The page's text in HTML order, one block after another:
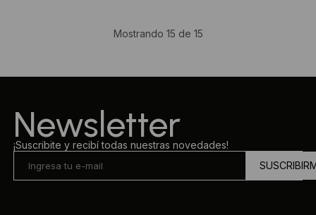
Mostrando 15 de 15
Newsletter
¡Suscribite y recibí todas nuestras novedades!